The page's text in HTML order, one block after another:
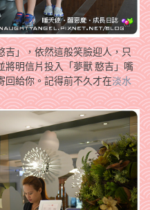
吉」，依然這般笑臉迎人，只
將明信片投入「夢獸 憨吉」嘴
回給你。記得前不久才在淡水